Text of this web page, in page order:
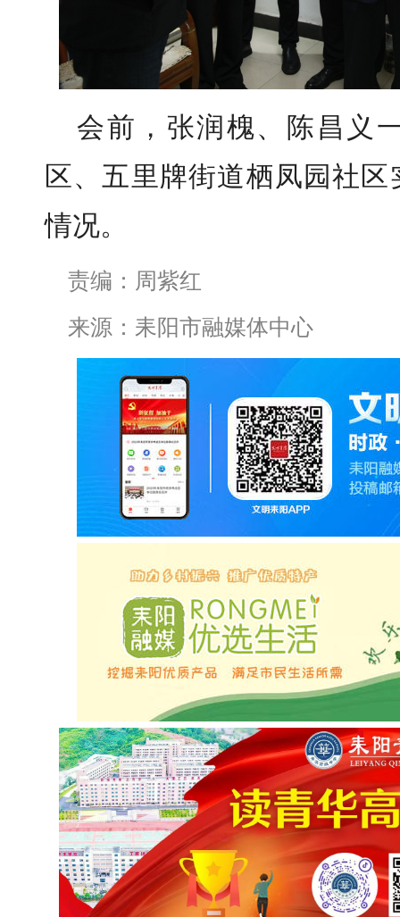
会前，张润槐、陈昌义
区、五里牌街道栖凤园社
情况。
责编：周紫红
来源：耒阳市融媒体中心